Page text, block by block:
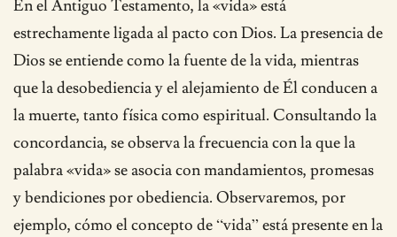
En el Antiguo Testamento, la «vida» está
estrechamente ligada al pacto con Dios. La presencia de
Dios se entiende como la fuente de la vida, mientras
que la desobediencia y el alejamiento de Él conducen a
la muerte, tanto física como espiritual. Consultando la
concordancia, se observa la frecuencia con la que la
palabra «vida» se asocia con mandamientos, promesas
y bendiciones por obediencia. Observaremos, por
ejemplo, cómo el concepto de “vida” está presente en la